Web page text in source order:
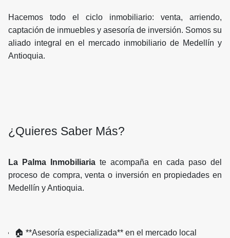
Hacemos todo el ciclo inmobiliario: venta, arriendo,
captación de inmuebles y asesoría de inversión. Somos su
aliado integral en el mercado inmobiliario de Medellín y
Antioquia.
¿Quieres Saber Más?
La Palma Inmobiliaria te acompaña en cada paso del
proceso de compra, venta o inversión en propiedades en
Medellín y Antioquia.
🏠 **Asesoría especializada** en el mercado local